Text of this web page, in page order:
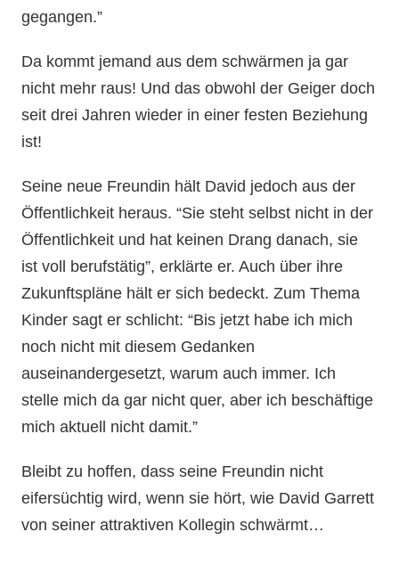
gegangen.”
Da kommt jemand aus dem schwärmen ja gar
nicht mehr raus! Und das obwohl der Geiger doch
seit drei Jahren wieder in einer festen Beziehung
ist!
Seine neue Freundin hält David jedoch aus der
Öffentlichkeit heraus. “Sie steht selbst nicht in der
Öffentlichkeit und hat keinen Drang danach, sie
ist voll berufstätig”, erklärte er. Auch über ihre
Zukunftspläne hält er sich bedeckt. Zum Thema
Kinder sagt er schlicht: “Bis jetzt habe ich mich
noch nicht mit diesem Gedanken
auseinandergesetzt, warum auch immer. Ich
stelle mich da gar nicht quer, aber ich beschäftige
mich aktuell nicht damit.”
Bleibt zu hoffen, dass seine Freundin nicht
eifersüchtig wird, wenn sie hört, wie David Garrett
von seiner attraktiven Kollegin schwärmt…